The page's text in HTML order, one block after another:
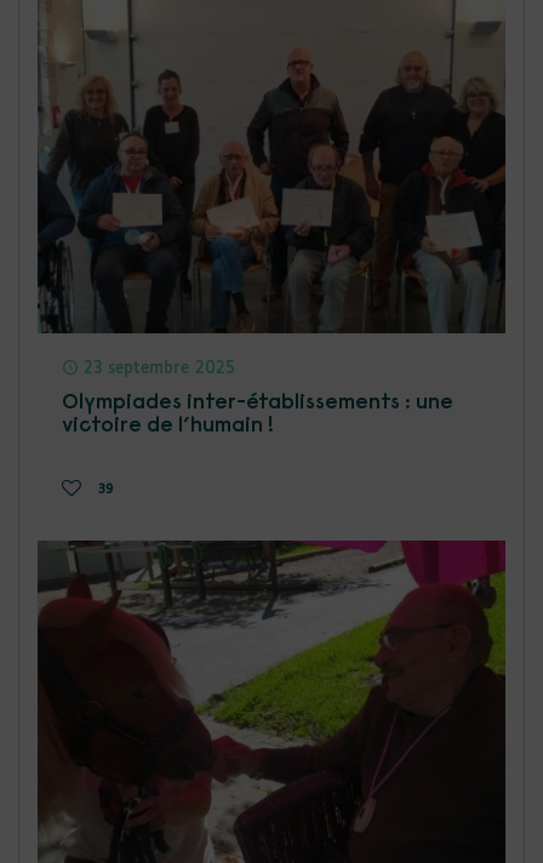
23 septembre 2025
Olympiades inter-établissements : une
victoire de l’humain !
39